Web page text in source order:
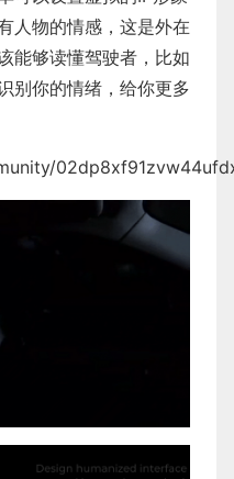
人物的情感，这是外在
能够读懂驾驶者，比如
别你的情绪，给你更多